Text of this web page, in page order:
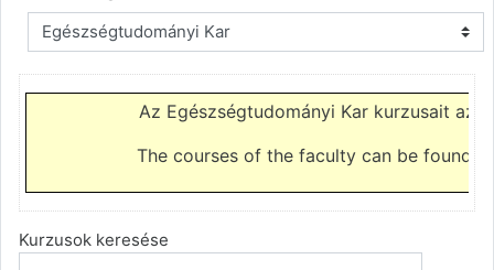
Az Egészségtudományi Kar kurzusait az
The courses of the faculty can be found
Kurzusok keresése